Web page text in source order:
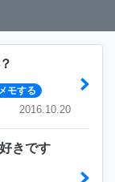
モする
2016.10.20
きです